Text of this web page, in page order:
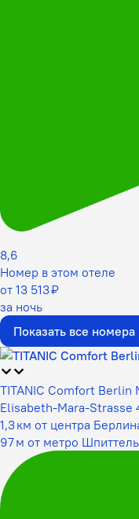
8,6
Номер в этом отеле
от 13 513 ₽
за ночь
Показать все номера
TITANIC Comfort Berlin
Elisabeth-Mara-Strasse
1,3 км от центра
97 м от метро